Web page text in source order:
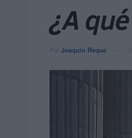
¿A
Por Joaquín Reque